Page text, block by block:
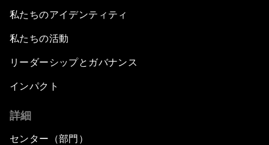
私たちのアイデンティティ
私たちの活動
リーダーシップとガバナンス
インパクト
詳細
センター（部門）